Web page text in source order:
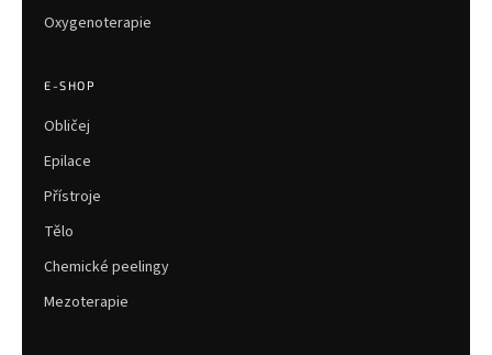
Oxygenoterapie
E-SHOP
Obličej
Epilace
Přístroje
Tělo
Chemické peelingy
Mezoterapie